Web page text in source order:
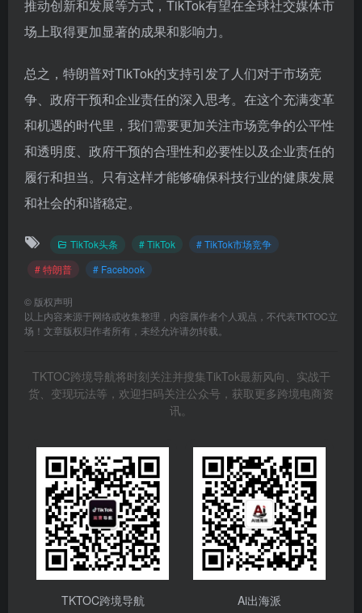
推动创新和发展等方式，TikTok有望在全球社交媒体市
场上取得更加显著的成果和影响力。
总之，特朗普对TikTok的支持引发了人们对于市场竞
争、政府干预和企业责任的深入思考。在这个充满变革
和机遇的时代里，我们需要更加关注市场竞争的公平性
和透明度、政府干预的合理性和必要性以及企业责任的
履行和担当。只有这样才能够确保科技行业的健康发展
和社会的和谐稳定。
TikTok头条 # TikTok
# TikTok市场竞争
# 特朗普
# Facebook
© 版权声明
以上内容来源于网络或收集整理，内容属作者个人观点，不代表TKTOC立
场！文章版权归作者所有，未经允许请勿转载。
TKTOC跨境导航将时刻关注并搜集TikTok最新风向、实战干
货、变现玩法等，欢迎扫码关注公众号，获取更多跨境电商资
讯。
TKTOC跨境导航 Ai出海派